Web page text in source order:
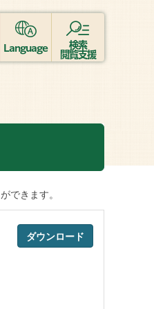
Language
検索
閲覧支援
できます。
ダウンロード